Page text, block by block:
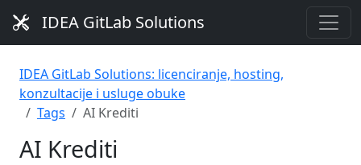
IDEA GitLab Solutions
IDEA GitLab Solutions: licenciranje, hosting,
konzultacije i usluge obuke
Tags
AI Krediti
AI Krediti